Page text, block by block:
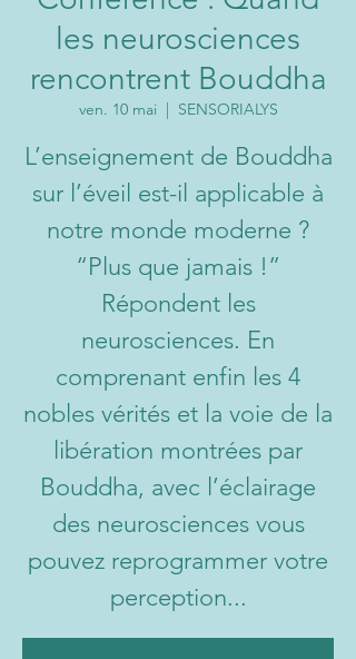
les neurosciences
rencontrent Bouddha
ven. 10 mai
  |
SENSORIALYS
L’enseignement de Bouddha
sur l’éveil est-il applicable à
notre monde moderne ?
“Plus que jamais !”
Répondent les
neurosciences. En
comprenant enfin les 4
nobles vérités et la voie de la
libération montrées par
Bouddha, avec l’éclairage
des neurosciences vous
pouvez reprogrammer votre
perception...